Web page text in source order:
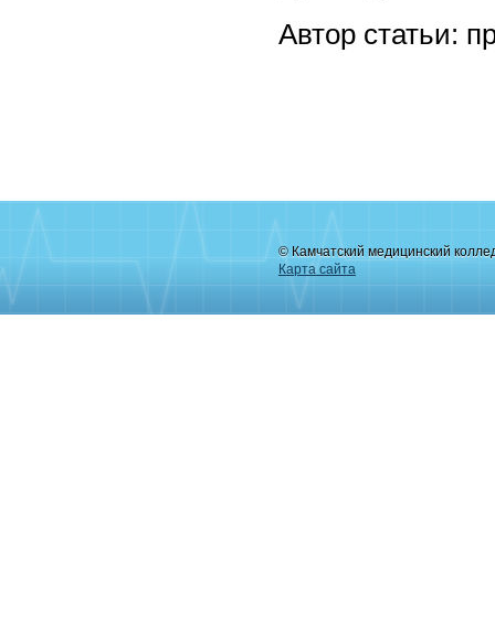
Автор статьи:
© Камчатский медицинский
Карта сайта